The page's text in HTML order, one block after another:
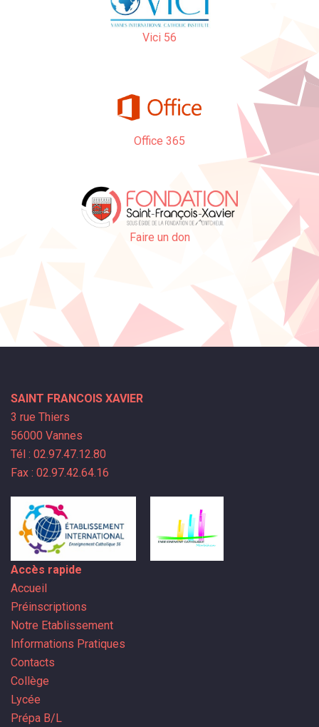
Vici 56
Office 365
Faire un don
SAINT FRANCOIS XAVIER
3 rue Thiers
56000 Vannes
Tél : 02.97.47.12.80
Fax : 02.97.42.64.16
Accès rapide
Accueil
Préinscriptions
Notre Etablissement
Informations Pratiques
Contacts
Collège
Lycée
Prépa B/L